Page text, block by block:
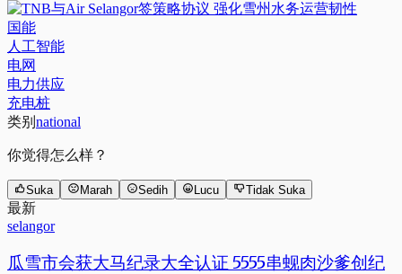
国能
人工智能
电网
电力供应
充电桩
类别 national
你觉得怎么样？
Suka Marah Sedih Lucu Tidak Suka
最新
selangor
瓜雪市会获大马纪录大全认证 5555串蚬肉沙爹创纪